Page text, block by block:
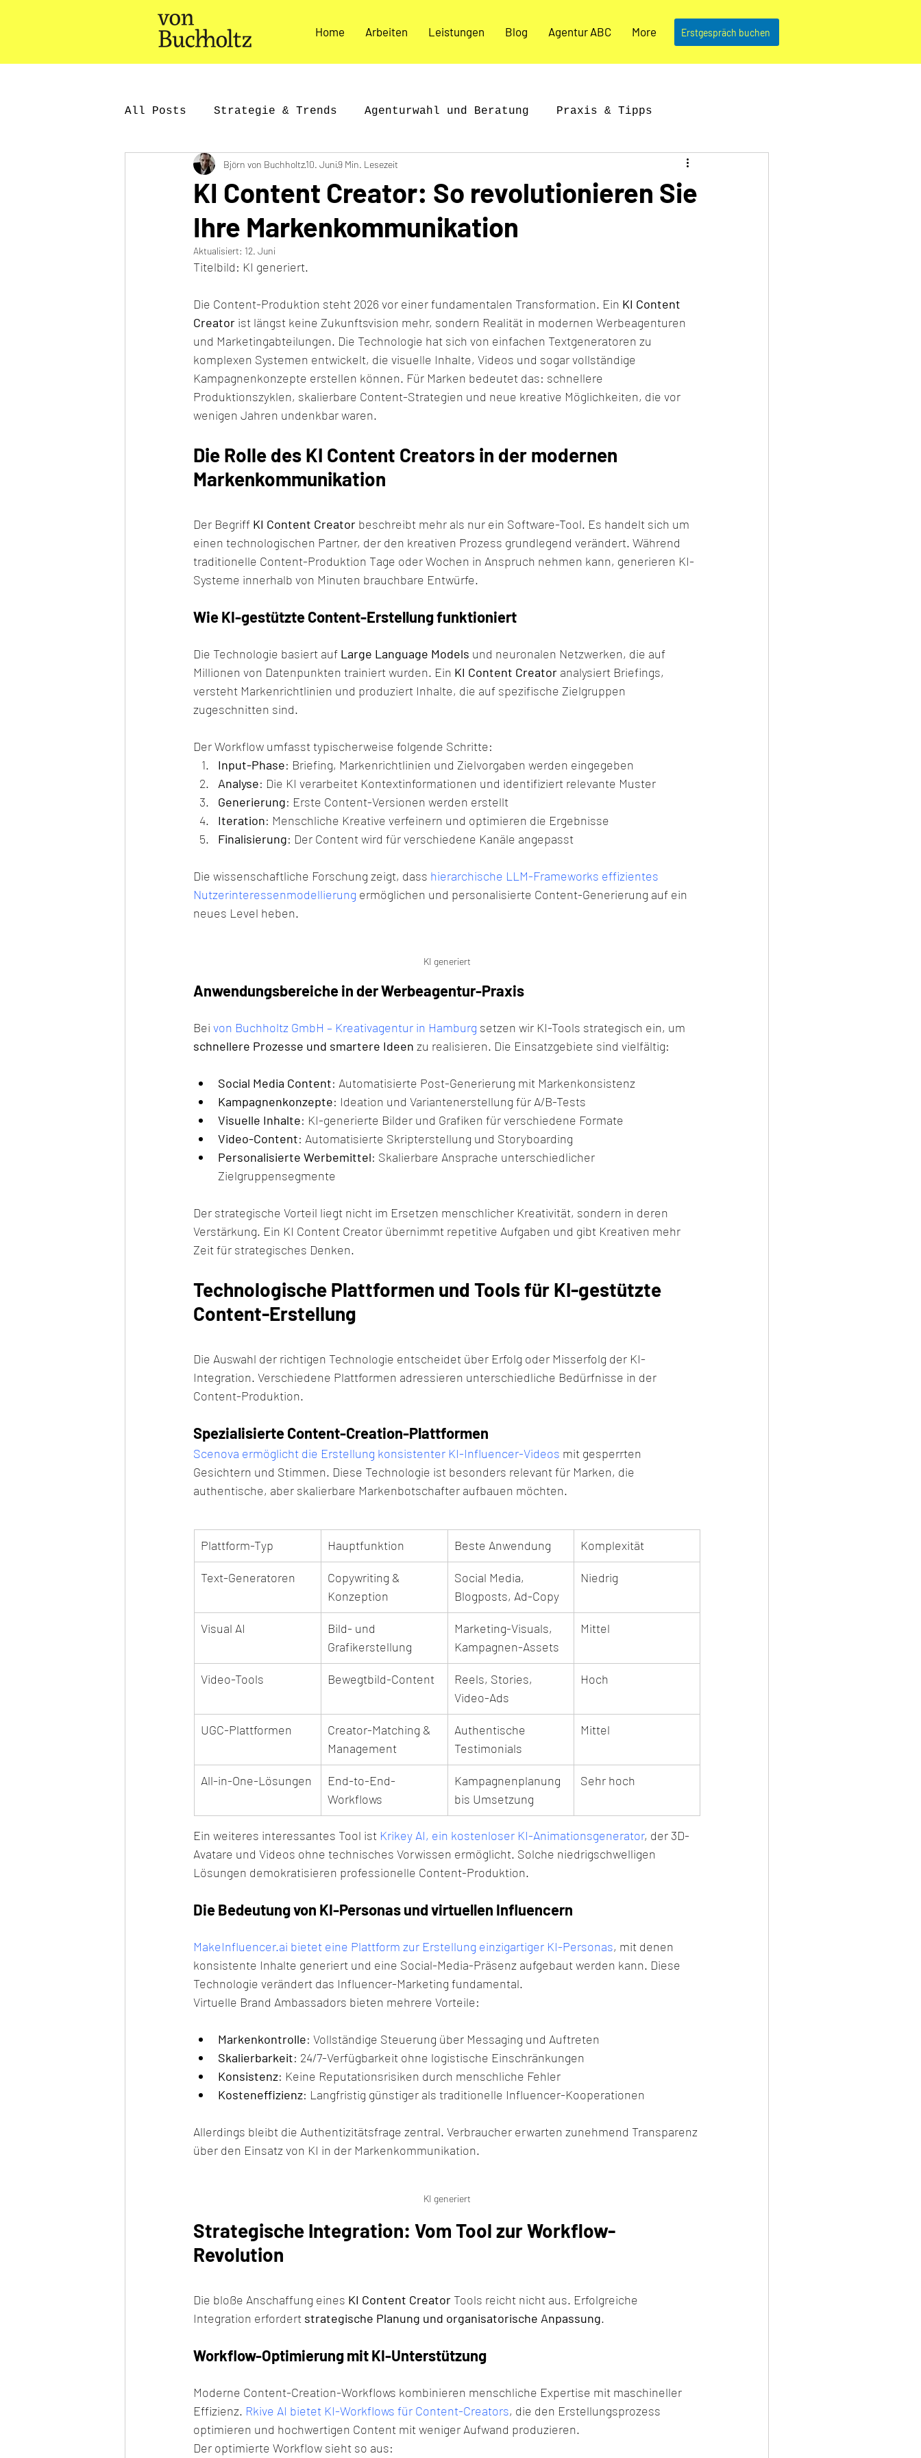
Home Arbeiten Leistungen Blog Agentur ABC More Erstgespräch buchen
All Posts Strategie & Trends Agenturwahl und Beratung Praxis & Tipps
KI & Innovation Cases & Inspiration News & Updates
KI Content Creator: So revolutionieren Sie
Ihre Markenkommunikation
Björn von Buchholtz10. Juni9 Min. Lesezeit
Aktualisiert: 12. Juni
Titelbild: KI generiert.
Die Content-Produktion steht 2026 vor einer fundamentalen Transformation. Ein KI Content
Creator ist längst keine Zukunftsvision mehr, sondern Realität in modernen Werbeagenturen
und Marketingabteilungen. Die Technologie hat sich von einfachen Textgeneratoren zu
komplexen Systemen entwickelt, die visuelle Inhalte, Videos und sogar vollständige
Kampagnenkonzepte erstellen können. Für Marken bedeutet das: schnellere
Produktionszyklen, skalierbare Content-Strategien und neue kreative Möglichkeiten, die vor
wenigen Jahren undenkbar waren.
Die Rolle des KI Content Creators in der modernen
Markenkommunikation
Der Begriff KI Content Creator beschreibt mehr als nur ein Software-Tool. Es handelt sich um
einen technologischen Partner, der den kreativen Prozess grundlegend verändert. Während
traditionelle Content-Produktion Tage oder Wochen in Anspruch nehmen kann, generieren KI-
Systeme innerhalb von Minuten brauchbare Entwürfe.
Wie KI-gestützte Content-Erstellung funktioniert
Die Technologie basiert auf Large Language Models und neuronalen Netzwerken, die auf
Millionen von Datenpunkten trainiert wurden. Ein KI Content Creator analysiert Briefings,
versteht Markenrichtlinien und produziert Inhalte, die auf spezifische Zielgruppen
zugeschnitten sind.
Der Workflow umfasst typischerweise folgende Schritte:
Input-Phase: Briefing, Markenrichtlinien und Zielvorgaben werden eingegeben
Analyse: Die KI verarbeitet Kontextinformationen und identifiziert relevante Muster
Generierung: Erste Content-Versionen werden erstellt
Iteration: Menschliche Kreative verfeinern und optimieren die Ergebnisse
Finalisierung: Der Content wird für verschiedene Kanäle angepasst
Die wissenschaftliche Forschung zeigt, dass hierarchische LLM-Frameworks effizientes
Nutzerinteressenmodellierung ermöglichen und personalisierte Content-Generierung auf ein
neues Level heben.
KI generiert
Anwendungsbereiche in der Werbeagentur-Praxis
Bei von Buchholtz GmbH – Kreativagentur in Hamburg setzen wir KI-Tools strategisch ein, um
schnellere Prozesse und smartere Ideen zu realisieren. Die Einsatzgebiete sind vielfältig:
Social Media Content: Automatisierte Post-Generierung mit Markenkonsistenz
Kampagnenkonzepte: Ideation und Variantenerstellung für A/B-Tests
Visuelle Inhalte: KI-generierte Bilder und Grafiken für verschiedene Formate
Video-Content: Automatisierte Skripterstellung und Storyboarding
Personalisierte Werbemittel: Skalierbare Ansprache unterschiedlicher
Zielgruppensegmente
Der strategische Vorteil liegt nicht im Ersetzen menschlicher Kreativität, sondern in deren
Verstärkung. Ein KI Content Creator übernimmt repetitive Aufgaben und gibt Kreativen mehr
Zeit für strategisches Denken.
Technologische Plattformen und Tools für KI-gestützte
Content-Erstellung
Die Auswahl der richtigen Technologie entscheidet über Erfolg oder Misserfolg der KI-
Integration. Verschiedene Plattformen adressieren unterschiedliche Bedürfnisse in der
Content-Produktion.
Spezialisierte Content-Creation-Plattformen
Scenova ermöglicht die Erstellung konsistenter KI-Influencer-Videos mit gesperrten
Gesichtern und Stimmen. Diese Technologie ist besonders relevant für Marken, die
authentische, aber skalierbare Markenbotschafter aufbauen möchten.
Plattform-Typ Hauptfunktion Beste Anwendung Komplexität
Text-Generatoren
Copywriting &
Konzeption
Social Media,
Blogposts, Ad-Copy
Niedrig
Visual AI
Bild- und
Grafikerstellung
Marketing-Visuals,
Kampagnen-Assets
Mittel
Video-Tools Bewegtbild-Content
Reels, Stories,
Video-Ads
Hoch
UGC-Plattformen
Creator-Matching &
Management
Authentische
Testimonials
Mittel
All-in-One-Lösungen
End-to-End-
Workflows
Kampagnenplanung
bis Umsetzung
Sehr hoch
Ein weiteres interessantes Tool ist Krikey AI, ein kostenloser KI-Animationsgenerator, der 3D-
Avatare und Videos ohne technisches Vorwissen ermöglicht. Solche niedrigschwelligen
Lösungen demokratisieren professionelle Content-Produktion.
Die Bedeutung von KI-Personas und virtuellen Influencern
MakeInfluencer.ai bietet eine Plattform zur Erstellung einzigartiger KI-Personas, mit denen
konsistente Inhalte generiert und eine Social-Media-Präsenz aufgebaut werden kann. Diese
Technologie verändert das Influencer-Marketing fundamental.
Virtuelle Brand Ambassadors bieten mehrere Vorteile:
Markenkontrolle: Vollständige Steuerung über Messaging und Auftreten
Skalierbarkeit: 24/7-Verfügbarkeit ohne logistische Einschränkungen
Konsistenz: Keine Reputationsrisiken durch menschliche Fehler
Kosteneffizienz: Langfristig günstiger als traditionelle Influencer-Kooperationen
Allerdings bleibt die Authentizitätsfrage zentral. Verbraucher erwarten zunehmend Transparenz
über den Einsatz von KI in der Markenkommunikation.
KI generiert
Strategische Integration: Vom Tool zur Workflow-
Revolution
Die bloße Anschaffung eines KI Content Creator Tools reicht nicht aus. Erfolgreiche
Integration erfordert strategische Planung und organisatorische Anpassung.
Workflow-Optimierung mit KI-Unterstützung
Moderne Content-Creation-Workflows kombinieren menschliche Expertise mit maschineller
Effizienz. Rkive AI bietet KI-Workflows für Content-Creators, die den Erstellungsprozess
optimieren und hochwertigen Content mit weniger Aufwand produzieren.
Der optimierte Workflow sieht so aus: